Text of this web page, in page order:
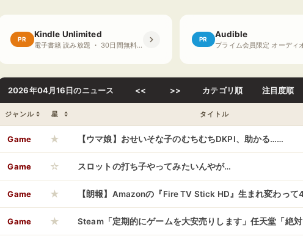
PR Kindle Unlimited
電子書籍 読み放題 ・ 30日間無料体験
PR Audible
2026年04月16日のニュース << >> カテゴリ順 注目度順
ジャンル 星 タイトル
Game ★ 【ウマ娘】おせいそな子のむちむちDKPI、助かる……
Game ☆ スロットの打ち子やってみたいんやが…
Game ★ 【朗報】Amazonの『Fire TV Stick HD』生まれ変わっ
Game ★ Steam「定期的にゲームを大安売りします」任天堂「絶